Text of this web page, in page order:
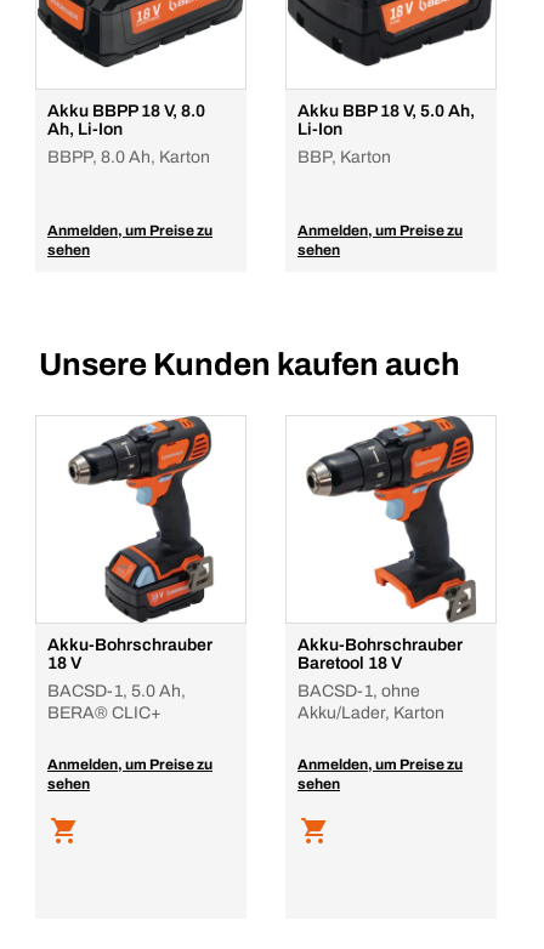
In den Warenkorb
Akku BBPP 18 V, 8.0
Ah, Li-Ion
BBPP, 8.0 Ah, Karton
Anmelden, um Preise zu
sehen
Akku BBP 18 V, 5.0 Ah,
Li-Ion
BBP, Karton
Anmelden, um Preise zu
sehen
Unsere Kunden kaufen auch
Akku-Bohrschrauber
18 V
BACSD-1, 5.0 Ah,
BERA® CLIC+
Anmelden, um Preise zu
sehen
Akku-Bohrschrauber
Baretool 18 V
BACSD-1, ohne
Akku/Lader, Karton
Anmelden, um Preise zu
sehen